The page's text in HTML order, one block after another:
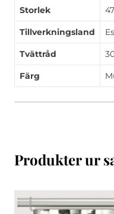
Storlek
Tillverkningsland
Tvättråd
Färg
Produkter ur